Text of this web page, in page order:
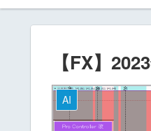
【FX】
AI